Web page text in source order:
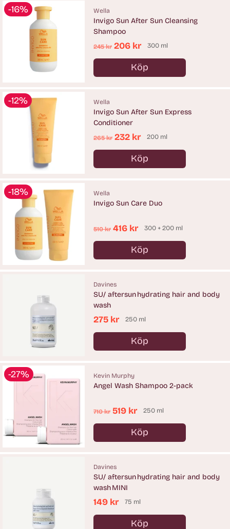
-16% Wella
Invigo Sun After Sun Cleansing
Shampoo
Ordinarie
pris
245 kr 206 kr 300 ml
Köp
Antal
-12% Wella
Invigo Sun After Sun Express
Conditioner
Ordinarie
pris
265 kr 232 kr 200 ml
Köp
Antal
-18% Wella
Invigo Sun Care Duo
Ordinarie
pris
510 kr 416 kr 300 + 200 ml
Köp
Antal
Davines
SU/ aftersun hydrating hair and body
wash
275 kr 250 ml
Köp
Antal
-27% Kevin Murphy
Angel Wash Shampoo 2-pack
Ordinarie
pris
710 kr 519 kr 250 ml
Köp
Antal
Davines
SU/ aftersun hydrating hair and body
wash MINI
149 kr 75 ml
Köp